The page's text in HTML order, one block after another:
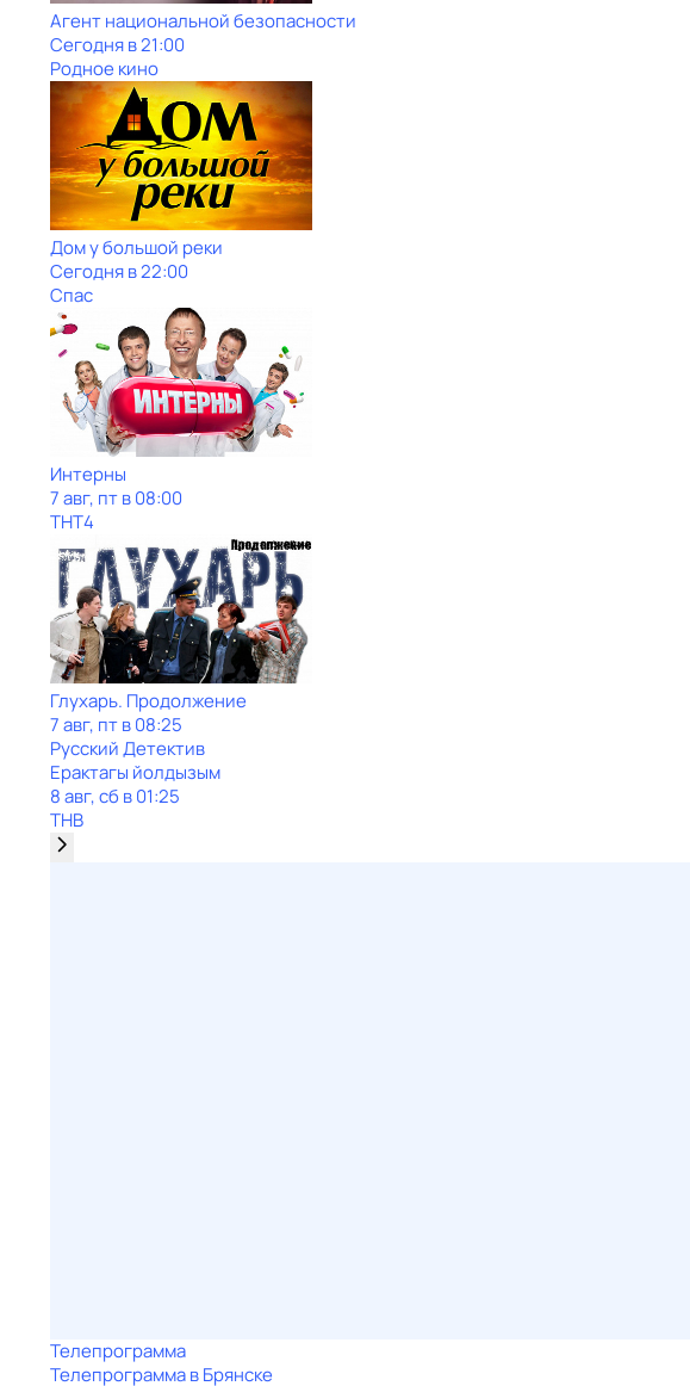
Агент национальной безопасности
Сегодня в 21:00
Родное кино
Дом у большой реки
Сегодня в 22:00
Спас
Интерны
7 авг, пт в 08:00
ТНТ4
Глухарь. Продолжение
7 авг, пт в 08:25
Русский Детектив
Ерактагы йолдызым
8 авг, сб в 01:25
ТНВ
Телепрограмма
Телепрограмма в Брянске